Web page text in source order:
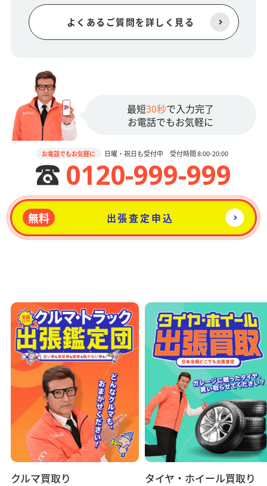
よくあるご質問を詳しく見る
最短30秒で入力完了
お電話でもお気軽に
お電話でもお気軽に 日曜・祝日も受付中 受付時間 8:00-20:00
0120-999-999
無料 出張査定申込
クルマ買取り タイヤ・ホイール買取り